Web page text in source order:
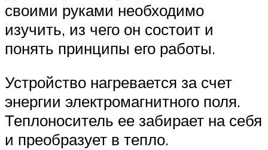
своими руками необходимо
изучить, из чего он состоит и
понять принципы его работы.
Устройство нагревается за счет
энергии электромагнитного поля.
Теплоноситель ее забирает на себя
и преобразует в тепло.